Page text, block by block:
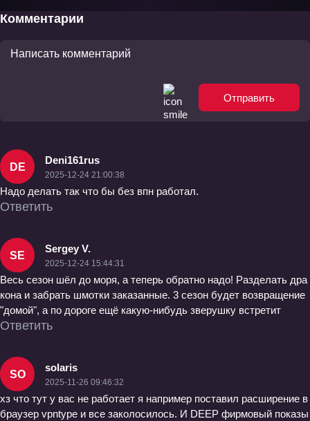
другом мире» ТВ-1
Комментарии
Отправить
DE
Deni161rus
2025-12-24 21:00:38
Надо делать так что бы без впн работал.
Ответить
SE
Sergey V.
2025-12-24 15:44:31
Весь сезон шёл до моря, а теперь обратно надо! Разделать дра
кона и забрать шмотки заказанные. 3 сезон будет возвращение
"домой", а по дороге ещё какую-нибудь зверушку встретит
Ответить
SO
solaris
2025-11-26 09:46:32
хз что тут у вас не работает я например поставил расширение в
браузер vpntype и все заколосилось. И DEEP фирмовый показы